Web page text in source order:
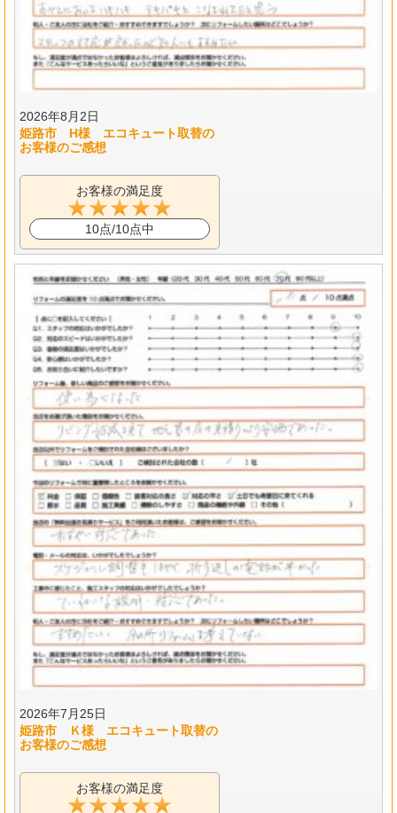
2026年8月2日
姫路市 H様 エコキュート取替の
お客様のご感想
お客様の満足度
10点/10点中
2026年7月25日
姫路市 Ｋ様 エコキュート取替の
お客様のご感想
お客様の満足度